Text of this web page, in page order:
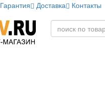
Гарантия Доставка
Контакты